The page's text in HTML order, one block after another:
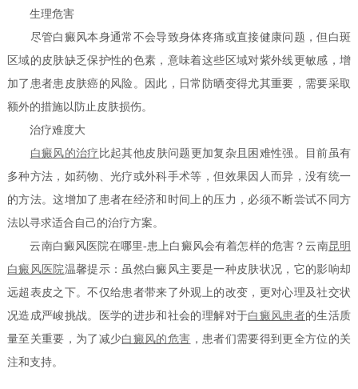
生理危害
尽管白癜风本身通常不会导致身体疼痛或直接健康问题，但白斑
区域的皮肤缺乏保护性的色素，意味着这些区域对紫外线更敏感，增
加了患者患皮肤癌的风险。因此，日常防晒变得尤其重要，需要采取
额外的措施以防止皮肤损伤。
治疗难度大
白癜风的治疗 比起其他皮肤问题更加复杂且困难性强。目前虽有
多种方法，如药物、光疗或外科手术等，但效果因人而异，没有统一
的方法。这增加了患者在经济和时间上的压力，必须不断尝试不同方
法以寻求适合自己的治疗方案。
云南白癜风医院在哪里-患上白癜风会有着怎样的危害？云南昆明
白癜风医院温馨提示：虽然白癜风主要是一种皮肤状况，它的影响却
远超表皮之下。不仅给患者带来了外观上的改变，更对心理及社交状
况造成严峻挑战。医学的进步和社会的理解对于白癜风患者的生活质
量至关重要，为了减少白癜风的危害 ，患者们需要得到更全方位的关
注和支持。